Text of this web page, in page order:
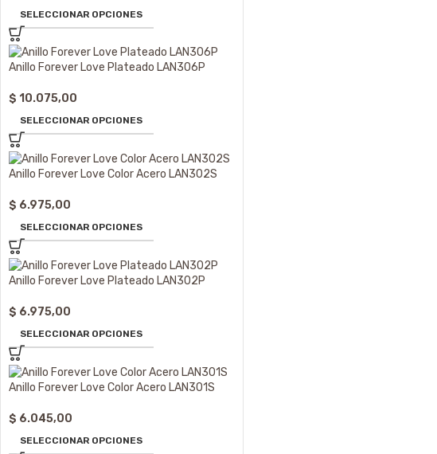
SELECCIONAR OPCIONES
Anillo Forever Love Plateado LAN306P
$ 10.075,00
SELECCIONAR OPCIONES
Anillo Forever Love Color Acero LAN302S
$ 6.975,00
SELECCIONAR OPCIONES
Anillo Forever Love Plateado LAN302P
$ 6.975,00
SELECCIONAR OPCIONES
Anillo Forever Love Color Acero LAN301S
$ 6.045,00
SELECCIONAR OPCIONES